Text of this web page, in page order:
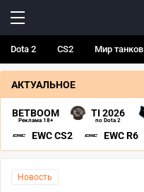
Dota 2 CS2 Мир танков
АКТУАЛЬНОЕ
BETBOOM
Реклама 18+
TI 2026
по Dota 2
EWC CS2 EWC R6
Новость